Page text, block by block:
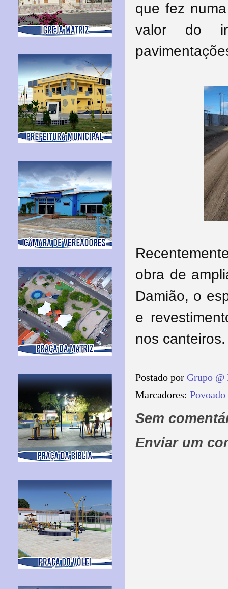
que fez
valor do
obra de
Damião, o
e
nos
Postado por Grupo @
Marcadores:
Sem
Enviar um